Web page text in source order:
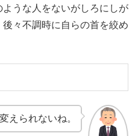
ような人をないがしろにしが
々不調時に自らの首を絞め
えられないね。